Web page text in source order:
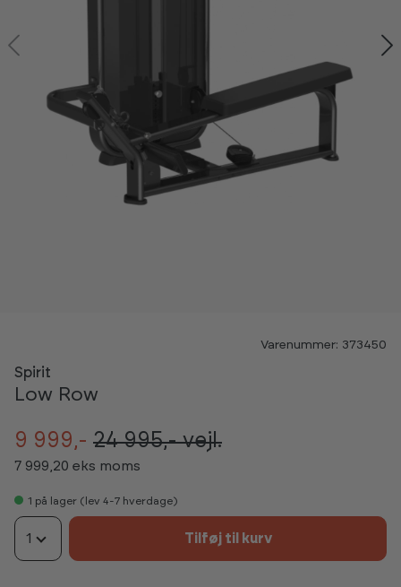
Varenummer: 373450
Spirit
Low Row
9 999,- 24 995,-vejl.
7 999,20 eks moms
1 på lager (lev 4-7 hverdage)
1 Tilføj til kurv